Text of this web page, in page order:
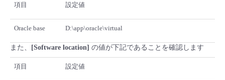
項目 設定値
Oracle base D:\app\oracle\virtual
また、 [Software location] の値が下記であることを確認します
項目 設定値